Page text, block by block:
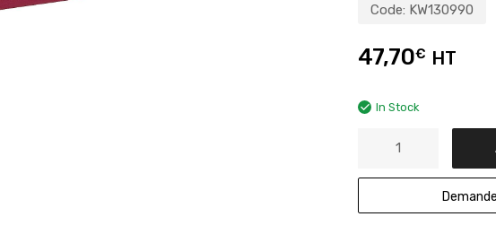
Code: KW130990
47,70€ HT
In Stock